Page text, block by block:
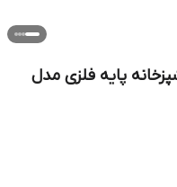
پایه فلزی مدل